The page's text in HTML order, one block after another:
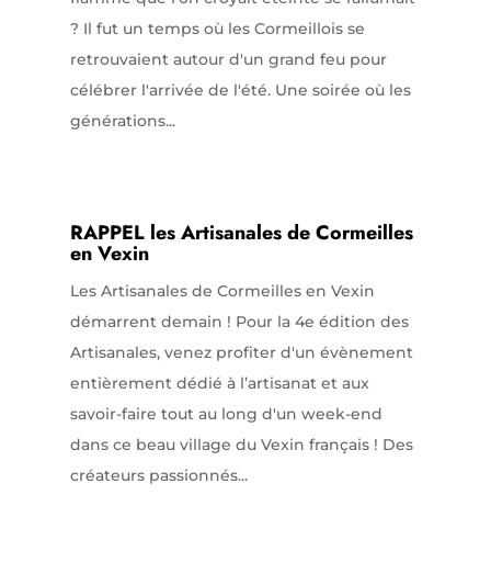
? Il fut un temps où les Cormeillois se
retrouvaient autour d'un grand feu pour
célébrer l'arrivée de l'été. Une soirée où les
générations...
RAPPEL les Artisanales de Cormeilles
en Vexin
Les Artisanales de Cormeilles en Vexin
démarrent demain ! Pour la 4e édition des
Artisanales, venez profiter d'un évènement
entièrement dédié à l’artisanat et aux
savoir-faire tout au long d'un week-end
dans ce beau village du Vexin français ! Des
créateurs passionnés...